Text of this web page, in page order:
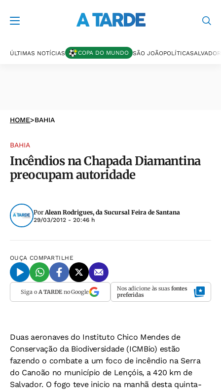
ÚLTIMAS NOTÍCIAS COPA DO MUNDO SÃO JOÃOPOLÍTICASALVADOR
HOME>BAHIA
BAHIA
Incêndios na Chapada Diamantina
preocupam autoridade
PorAlean Rodrigues, da Sucursal Feira de Santana
29/03/2012 - 20:46 h
OUÇA COMPARTILHE
Siga o A TARDEno Google Nos adicione às suas fontes
preferidas
Duas aeronaves do Instituto Chico Mendes de
Conservação da Biodiversidade (ICMBio) estão
fazendo o combate a um foco de incêndio na Serra
do Canoão no município de Lençóis, a 420 km de
Salvador. O fogo teve inicio na manhã desta quinta-